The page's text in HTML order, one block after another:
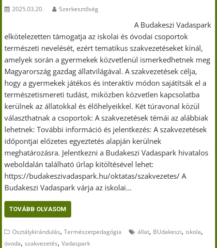
2025.03.20. Szerkesztőség
A Budakeszi Vadaspark
elkötelezetten támogatja az iskolai és óvodai csoportok
természeti nevelését, ezért tematikus szakvezetéseket kínál,
amelyek során a gyermekek közvetlenül ismerkedhetnek meg
Magyarország gazdag állatvilágával. A szakvezetések célja,
hogy a gyermekek játékos és interaktív módon sajátítsák el a
természetismereti tudást, miközben közvetlen kapcsolatba
kerülnek az állatokkal és élőhelyeikkel. Két túravonal közül
választhatnak a csoportok: A szakvezetések témái az alábbiak
lehetnek: További információ és jelentkezés: A szakvezetések
időpontjai előzetes egyeztetés alapján kerülnek
meghatározásra. Jelentkezni a Budakeszi Vadaspark hivatalos
weboldalán található űrlap kitöltésével lehet:
https://budakeszivadaspark.hu/oktatas/szakvezetes/ A
Budakeszi Vadaspark várja az iskolai…
TOVÁBB OLVASOM
Osztálykirándulás,Természetpedagógia állat, BUdakeszi, iskola,
óvoda,szakvezetés,Vadaspark